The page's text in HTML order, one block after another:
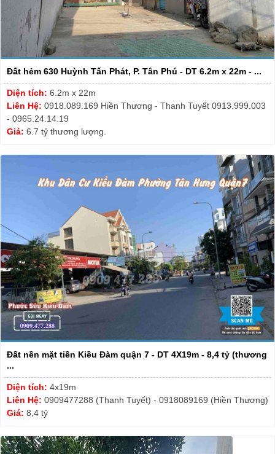
Đất hẻm 630 Huỳnh Tấn Phát, P. Tân Phú - DT 6.2m x 22m - ...
Diện tích: 6.2m x 22m
Liên Hệ: 0918.089.169 Hiền Thương - Thanh Tuyết 0913.999.003
- 0965.24.14.19
Giá: 6.7 tỷ thương lượng.
Đất nền mặt tiền Kiều Đàm quận 7 - DT 4X19m - 8,4 tỷ (thương
...
Diện tích: 4x19m
Liên Hệ: 0909477288 (Thanh Tuyết) - 0918089169 (Hiền Thương)
Giá: 8,4 tỷ